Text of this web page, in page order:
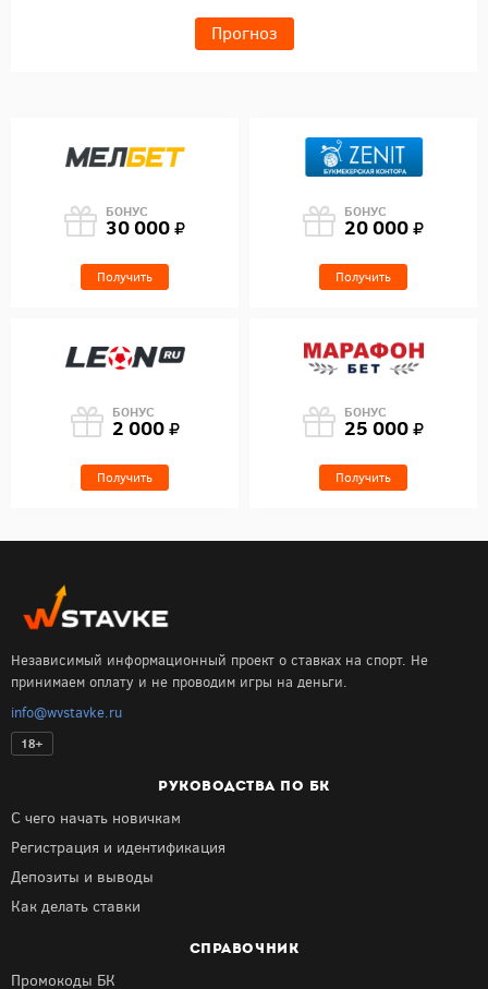
Прогноз
БОНУС
30 000
Получить
БОНУС
20 000
Получить
БОНУС
2 000
Получить
БОНУС
25 000
Получить
Независимый информационный проект о ставках на спорт. Не
принимаем оплату и не проводим игры на деньги.
info@wvstavke.ru
18+
РУКОВОДСТВА ПО БК
С чего начать новичкам
Регистрация и идентификация
Депозиты и выводы
Как делать ставки
СПРАВОЧНИК
Промокоды БК